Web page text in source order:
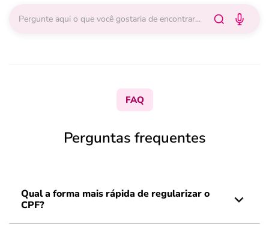
FAQ
Perguntas frequentes
Qual a forma mais rápida de regularizar o
CPF?